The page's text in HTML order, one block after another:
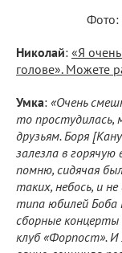
Фото:
Николай: «Я
голове». Можете
Умка: «Очень
то простудилась,
друзьям. Боря
залезла в
помню, сидячая
таких, небось, и
типа юбилей Боба
сборные концерты
клуб «Форпост». И